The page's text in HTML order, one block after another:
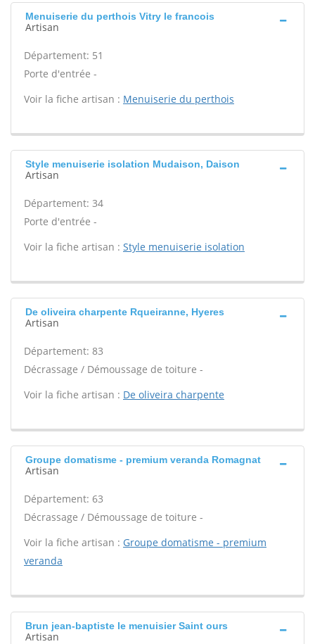
Menuiserie du perthois Vitry le francois
Artisan
Département: 51
Porte d'entrée -
Voir la fiche artisan : Menuiserie du perthois
Style menuiserie isolation Mudaison, Daison
Artisan
Département: 34
Porte d'entrée -
Voir la fiche artisan : Style menuiserie isolation
De oliveira charpente Rqueiranne, Hyeres
Artisan
Département: 83
Décrassage / Démoussage de toiture -
Voir la fiche artisan : De oliveira charpente
Groupe domatisme - premium veranda Romagnat
Artisan
Département: 63
Décrassage / Démoussage de toiture -
Voir la fiche artisan : Groupe domatisme - premium
veranda
Brun jean-baptiste le menuisier Saint ours
Artisan